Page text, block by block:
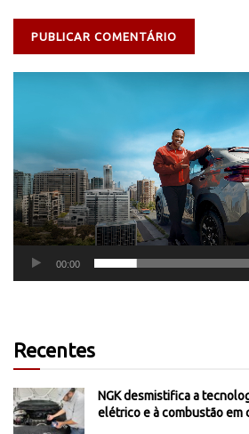
00:00
Recentes
NGK desmistifica a
elétrico e à combustão em